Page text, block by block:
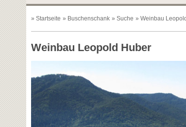
» Startseite » Buschenschank » Suche » Weinbau
Weinbau Leopold Huber